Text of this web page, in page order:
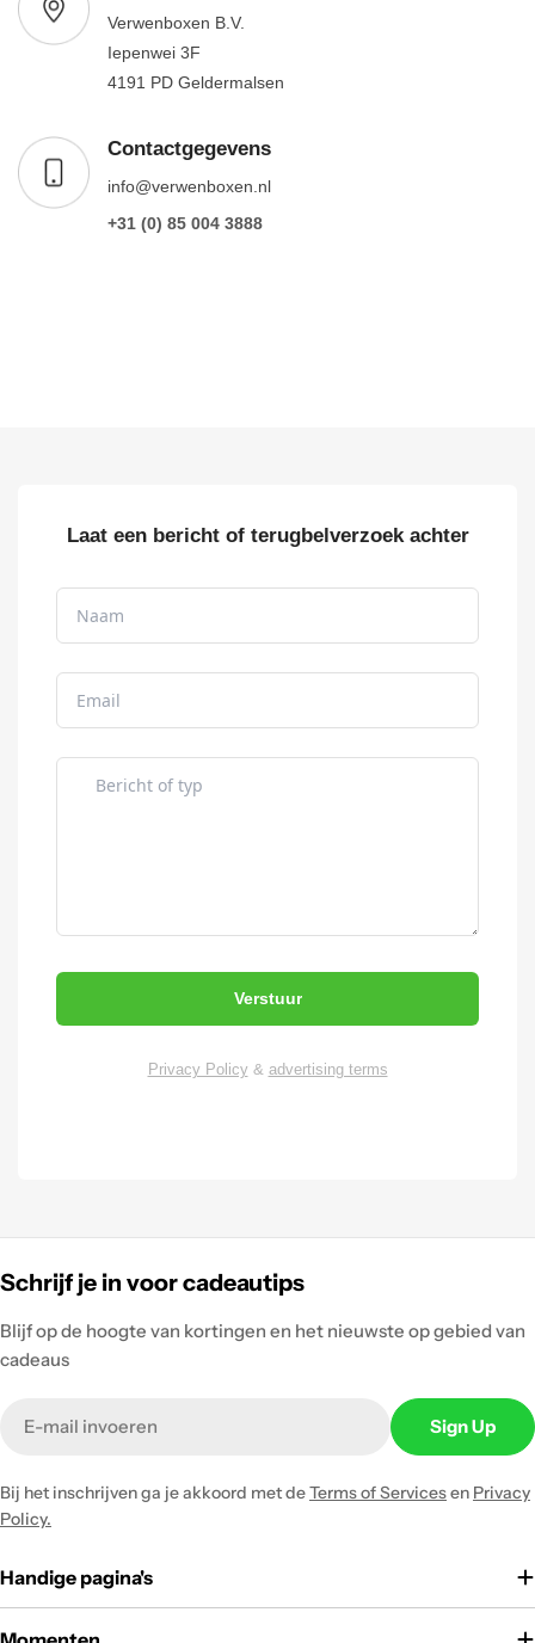
Verwenboxen B.V.
Iepenwei 3F
4191 PD Geldermalsen
Contactgegevens
info@verwenboxen.nl
+31 (0) 85 004 3888
Laat een bericht of terugbelverzoek achter
Verstuur
Privacy Policy & advertising terms
Schrijf je in voor cadeautips
Blijf op de hoogte van kortingen en het nieuwste op gebied van
cadeaus
Sign Up
Bij het inschrijven ga je akkoord met deTerms of Servicesen Privacy
Policy.
Handige pagina's